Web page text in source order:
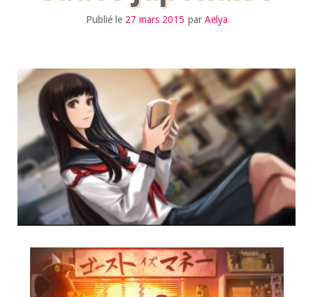
Publié le 27 mars 2015 par Aelya